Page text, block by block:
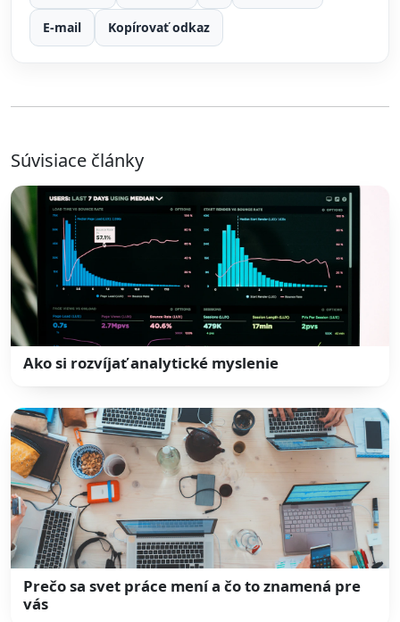
E-mail Kopírovať odkaz
Súvisiace články
Ako si rozvíjať analytické myslenie
Prečo sa svet práce mení a čo to znamená pre
vás